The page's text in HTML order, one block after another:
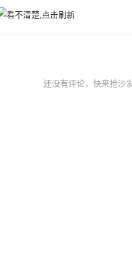
还没有评论，快来抢沙